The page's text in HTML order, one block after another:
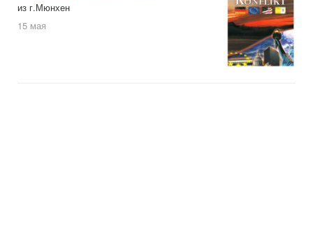
из г.Мюнхен
15 мая